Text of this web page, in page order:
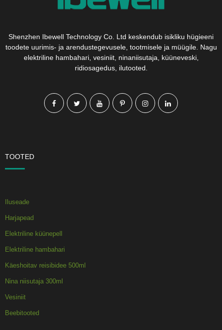
Shenzhen Ibewell Technology Co. Ltd keskendub isikliku hügieeni
toodete uurimis- ja arendustegevusele, tootmisele ja müügile. Nagu
elektriline hambahari, vesiniit, ninaniisutaja, küüneveski,
ridiosagedus, ilutooted.
TOOTED
Iluseade
Harjapead
Elektriline küünepell
Elektriline hambahari
Käeshoitav reisibidee 500ml
Nina niisutaja 300ml
Vesiniit
Beebitooted